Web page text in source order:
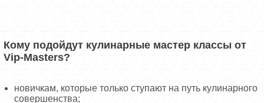
Кому подойдут кулинарные мастер классы от
Vip-Masters?
новичкам, которые только ступают на путь кулинарного
совершенства;